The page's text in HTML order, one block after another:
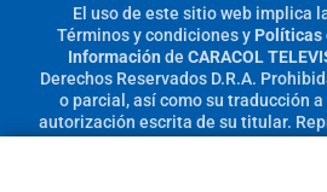
El uso de este sitio web implica
Términos y condicionesy Políticas
Información de CARACOL
Derechos Reservados D.R.A.
o parcial, así como su traducción
autorización escrita de su titular.